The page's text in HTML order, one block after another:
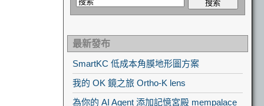
最新發布
SmartKC 低成本角膜地形圖方案
我的 OK 鏡之旅 Ortho-K lens
為你的 AI Agent 添加記憶宮殿 mempalace